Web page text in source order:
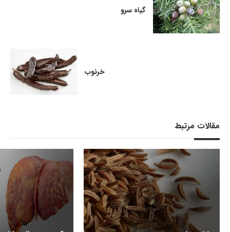
گیاه سرو
خرنوب
مقالات مرتبط